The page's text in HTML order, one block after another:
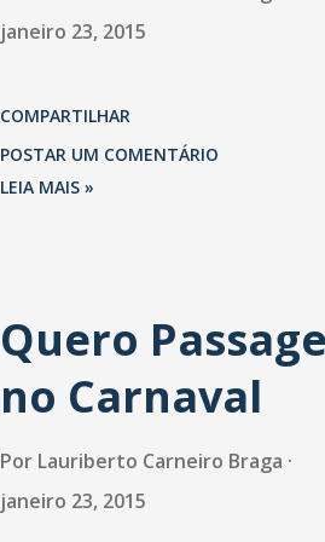
janeiro 23, 2015
COMPARTILHAR
POSTAR UM COMENTÁRIO
LEIA MAIS »
Quero
no Carnaval
Por Lauriberto Carneiro Braga
janeiro 23, 2015